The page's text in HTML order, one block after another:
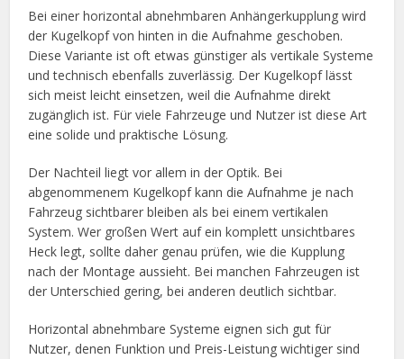
Bei einer horizontal abnehmbaren Anhängerkupplung wird
der Kugelkopf von hinten in die Aufnahme geschoben.
Diese Variante ist oft etwas günstiger als vertikale Systeme
und technisch ebenfalls zuverlässig. Der Kugelkopf lässt
sich meist leicht einsetzen, weil die Aufnahme direkt
zugänglich ist. Für viele Fahrzeuge und Nutzer ist diese Art
eine solide und praktische Lösung.
Der Nachteil liegt vor allem in der Optik. Bei
abgenommenem Kugelkopf kann die Aufnahme je nach
Fahrzeug sichtbarer bleiben als bei einem vertikalen
System. Wer großen Wert auf ein komplett unsichtbares
Heck legt, sollte daher genau prüfen, wie die Kupplung
nach der Montage aussieht. Bei manchen Fahrzeugen ist
der Unterschied gering, bei anderen deutlich sichtbar.
Horizontal abnehmbare Systeme eignen sich gut für
Nutzer, denen Funktion und Preis-Leistung wichtiger sind